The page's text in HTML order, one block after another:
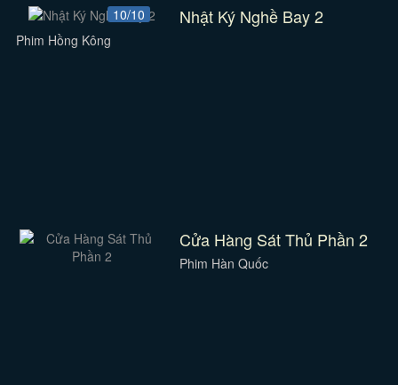
10/10 Nhật Ký Nghề Bay 2
Phim Hồng Kông
Cửa Hàng Sát Thủ Phần 2
Phim Hàn Quốc